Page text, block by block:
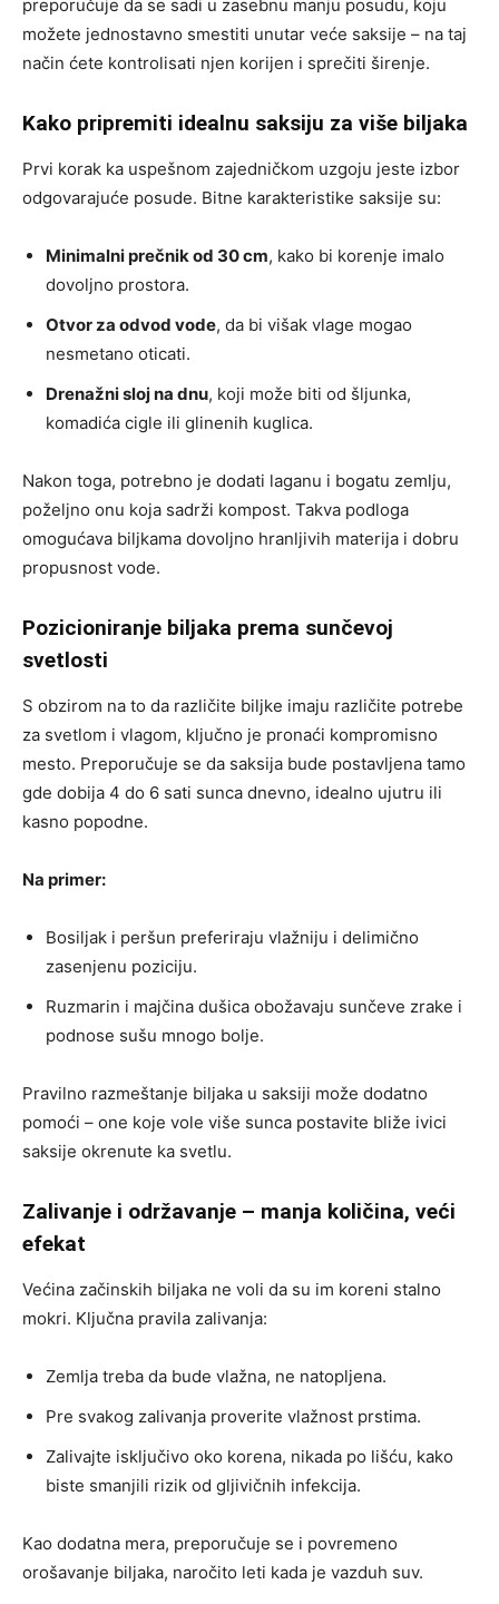
preporučuje da se sadi u zasebnu manju posudu, koju
možete jednostavno smestiti unutar veće saksije – na taj
način ćete kontrolisati njen korijen i sprečiti širenje.
Kako pripremiti idealnu saksiju za više biljaka
Prvi korak ka uspešnom zajedničkom uzgoju jeste izbor
odgovarajuće posude. Bitne karakteristike saksije su:
Minimalni prečnik od 30 cm, kako bi korenje imalo
dovoljno prostora.
Otvor za odvod vode, da bi višak vlage mogao
nesmetano oticati.
Drenažni sloj na dnu, koji može biti od šljunka,
komadića cigle ili glinenih kuglica.
Nakon toga, potrebno je dodati laganu i bogatu zemlju,
poželjno onu koja sadrži kompost. Takva podloga
omogućava biljkama dovoljno hranljivih materija i dobru
propusnost vode.
Pozicioniranje biljaka prema sunčevoj
svetlosti
S obzirom na to da različite biljke imaju različite potrebe
za svetlom i vlagom, ključno je pronaći kompromisno
mesto. Preporučuje se da saksija bude postavljena tamo
gde dobija 4 do 6 sati sunca dnevno, idealno ujutru ili
kasno popodne.
Na primer:
Bosiljak i peršun preferiraju vlažniju i delimično
zasenjenu poziciju.
Ruzmarin i majčina dušica obožavaju sunčeve zrake i
podnose sušu mnogo bolje.
Pravilno razmeštanje biljaka u saksiji može dodatno
pomoći – one koje vole više sunca postavite bliže ivici
saksije okrenute ka svetlu.
Zalivanje i održavanje – manja količina, veći
efekat
Većina začinskih biljaka ne voli da su im koreni stalno
mokri. Ključna pravila zalivanja:
Zemlja treba da bude vlažna, ne natopljena.
Pre svakog zalivanja proverite vlažnost prstima.
Zalivajte isključivo oko korena, nikada po lišću, kako
biste smanjili rizik od gljivičnih infekcija.
Kao dodatna mera, preporučuje se i povremeno
orošavanje biljaka, naročito leti kada je vazduh suv.